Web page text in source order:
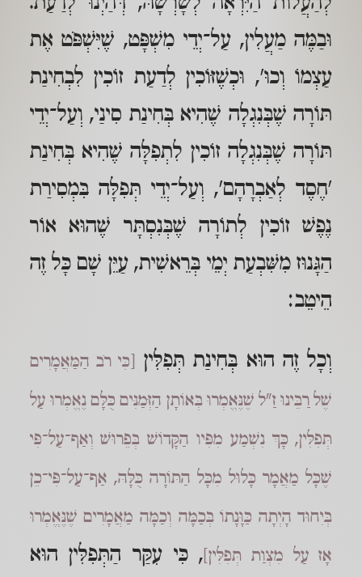
וּבַמֶּה מַעֲלִין, עַל־יְדֵי מִשְׁפָּט, שֶׁיִּשְׁפֹּט אֶת
עַצְמוֹ וְכוּ', וּכְשֶׁזּוֹכִין לְדַעַת זוֹכִין לִבְחִינַת
תּוֹרָה שֶׁבְּנִגְלָה שֶׁהִיא בְּחִינַת סִינַי, וְעַל־יְדֵי
תּוֹרָה שֶׁבְּנִגְלָה זוֹכִין לִתְפִלָּה שֶׁהִיא בְּחִינַת
'חֶסֶד לְאַבְרָהָם', וְעַל־יְדֵי תְּפִלָּה בִּמְסִירַת
נֶפֶשׁ זוֹכִין לְתוֹרָה שֶׁבְּנִסְתָּר שֶׁהוּא אוֹר
הַגָּנוּז מִשִּׁבְעַת יְמֵי בְּרֵאשִׁית, עַיֵּן שָׁם כָּל זֶה
הֵיטֵב:
וְכָל זֶה הוּא בְּחִינַת תְּפִלִּין
[כִּי רֹב הַמַּאֲמָרִים
שֶׁל רַבֵּינוּ זַ"ל שֶׁנֶּאֱמְרוּ בְּאוֹתָן הַזְּמַנִּים כֻּלָּם נֶאֱמְרוּ עַל
תְּפִלִּין, כָּךְ נִשְׁמַע מִפִּיו הַקָּדוֹשׁ בְּפֵרוּשׁ וְאַף־עַל־פִּי
שֶׁכָּל מַאֲמָר כָּלוּל מִכָּל הַתּוֹרָה כֻּלָּהּ, אַף־עַל־פִּי־כֵן
בְּיִחוּד הָיְתָה כַּוָּנָתוֹ בְּכַמָּה וְכַמָּה מַאֲמָרִים שֶׁנֶּאֱמְרוּ
אָז עַל מִצְוַת תְּפִלִּין] , כִּי עִקַּר הַתְּפִלִּין הוּא